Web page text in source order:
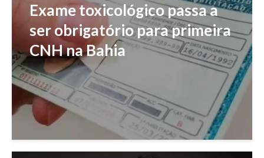
Exame toxicológico passa a
ser obrigatório para primeira
CNH na Bahia